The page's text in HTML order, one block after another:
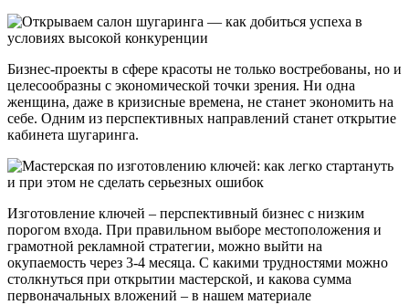
Бизнес-проекты в сфере красоты не только востребованы, но и
целесообразны с экономической точки зрения. Ни одна
женщина, даже в кризисные времена, не станет экономить на
себе. Одним из перспективных направлений станет открытие
кабинета шугаринга.
Изготовление ключей – перспективный бизнес с низким
порогом входа. При правильном выборе местоположения и
грамотной рекламной стратегии, можно выйти на
окупаемость через 3-4 месяца. С какими трудностями можно
столкнуться при открытии мастерской, и какова сумма
первоначальных вложений – в нашем материале